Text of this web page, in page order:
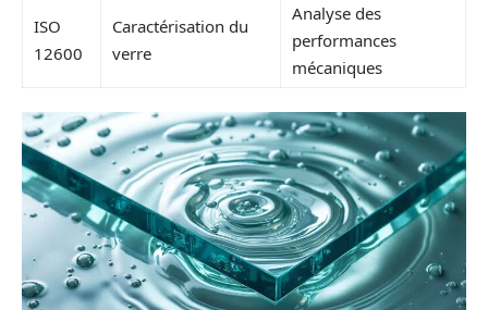
ISO
12600
Caractérisation du
verre
Analyse des
performances
mécaniques